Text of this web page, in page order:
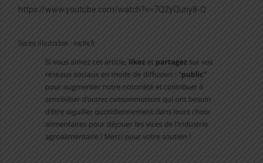
https://www.youtube.com/watch?v=7Q2yQuny8-Q
Source illustration : nestle.fr